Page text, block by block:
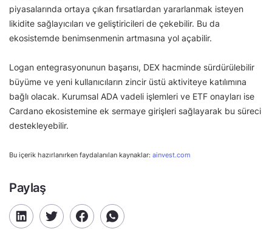
piyasalarında ortaya çıkan fırsatlardan yararlanmak isteyen
likidite sağlayıcıları ve geliştiricileri de çekebilir. Bu da
ekosistemde benimsenmenin artmasına yol açabilir.
Logan entegrasyonunun başarısı, DEX hacminde sürdürülebilir
büyüme ve yeni kullanıcıların zincir üstü aktiviteye katılımına
bağlı olacak. Kurumsal ADA vadeli işlemleri ve ETF onayları ise
Cardano ekosistemine ek sermaye girişleri sağlayarak bu süreci
destekleyebilir.
Bu içerik hazırlanırken faydalanılan kaynaklar: ainvest.com
Paylaş